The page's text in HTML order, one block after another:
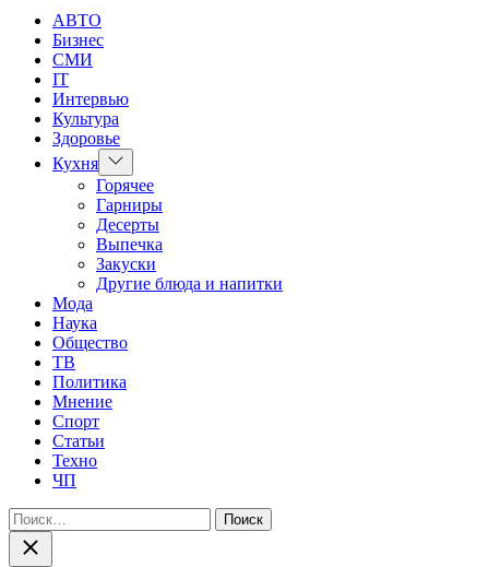
АВТО
Бизнес
СМИ
IT
Интервью
Культура
Здоровье
Кухня Показать
подменю
Горячее
Гарниры
Десерты
Выпечка
Закуски
Другие блюда и напитки
Мода
Наука
Общество
ТВ
Политика
Мнение
Спорт
Статьи
Техно
ЧП
Найти:
Закрыть
поиск